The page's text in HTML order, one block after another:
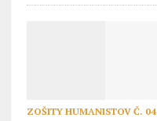
ZOŠITY HUMANISTOV Č. 04